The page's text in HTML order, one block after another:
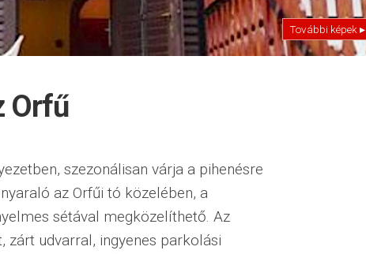
További képek ▸
Orfű
szezonálisan várja a pihenésre
az Orfűi tó közelében, a
sétával megközelíthető. Az
udvarral, ingyenes parkolási